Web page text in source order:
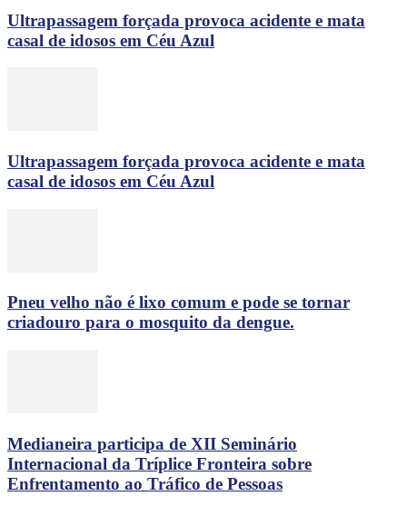
Ultrapassagem forçada provoca acidente e mata
casal de idosos em Céu Azul
Ultrapassagem forçada provoca acidente e mata
casal de idosos em Céu Azul
Pneu velho não é lixo comum e pode se tornar
criadouro para o mosquito da dengue.
Medianeira participa de XII Seminário
Internacional da Tríplice Fronteira sobre
Enfrentamento ao Tráfico de Pessoas